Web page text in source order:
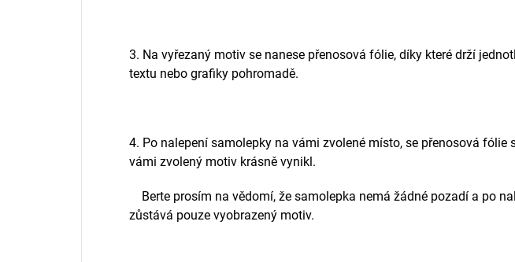
3. Na vyřezaný motiv se nanese přenosová fólie, díky které drží
textu nebo grafiky pohromadě.
4. Po nalepení samolepky na vámi zvolené místo, se přenosová fólie
vámi zvolený motiv krásně vynikl.
Berte prosím na vědomí, že samolepka nemá žádné pozadí a po
zůstává pouze vyobrazený motiv.